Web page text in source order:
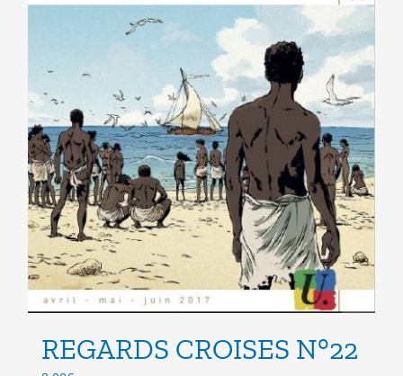
du
produit
REGARDS CROISES N°22